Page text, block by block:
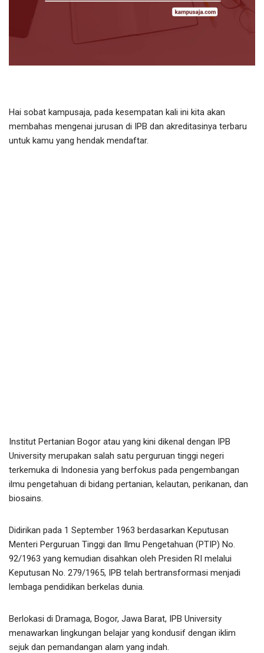
Hai sobat kampusaja, pada kesempatan kali ini kita akan
membahas mengenai jurusan di IPB dan akreditasinya terbaru
untuk kamu yang hendak mendaftar.
Institut Pertanian Bogor atau yang kini dikenal dengan IPB
University merupakan salah satu perguruan tinggi negeri
terkemuka di Indonesia yang berfokus pada pengembangan
ilmu pengetahuan di bidang pertanian, kelautan, perikanan, dan
biosains.
Didirikan pada 1 September 1963 berdasarkan Keputusan
Menteri Perguruan Tinggi dan Ilmu Pengetahuan (PTIP) No.
92/1963 yang kemudian disahkan oleh Presiden RI melalui
Keputusan No. 279/1965, IPB telah bertransformasi menjadi
lembaga pendidikan berkelas dunia.
Berlokasi di Dramaga, Bogor, Jawa Barat, IPB University
menawarkan lingkungan belajar yang kondusif dengan iklim
sejuk dan pemandangan alam yang indah.